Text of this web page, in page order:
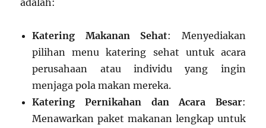
Katering Makanan Sehat: Menyediakan
pilihan menu katering sehat untuk acara
perusahaan atau individu yang ingin
menjaga pola makan mereka.
Katering Pernikahan dan Acara Besar:
Menawarkan paket makanan lengkap untuk